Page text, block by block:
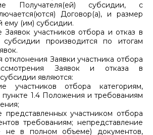
Получателя(ей) субсидии, с
Договор(а), и размер
ему (им) субсидии.
Заявок участников отбора и отказ в
субсидии производится по итогам
Заявки участника отбора
Заявок и отказа в
являются:
участников отбора категориям,
пункте 1.4 Положения и требованиям
представленных участником отбора
требованиям; непредставление
не в полном объеме) документов,